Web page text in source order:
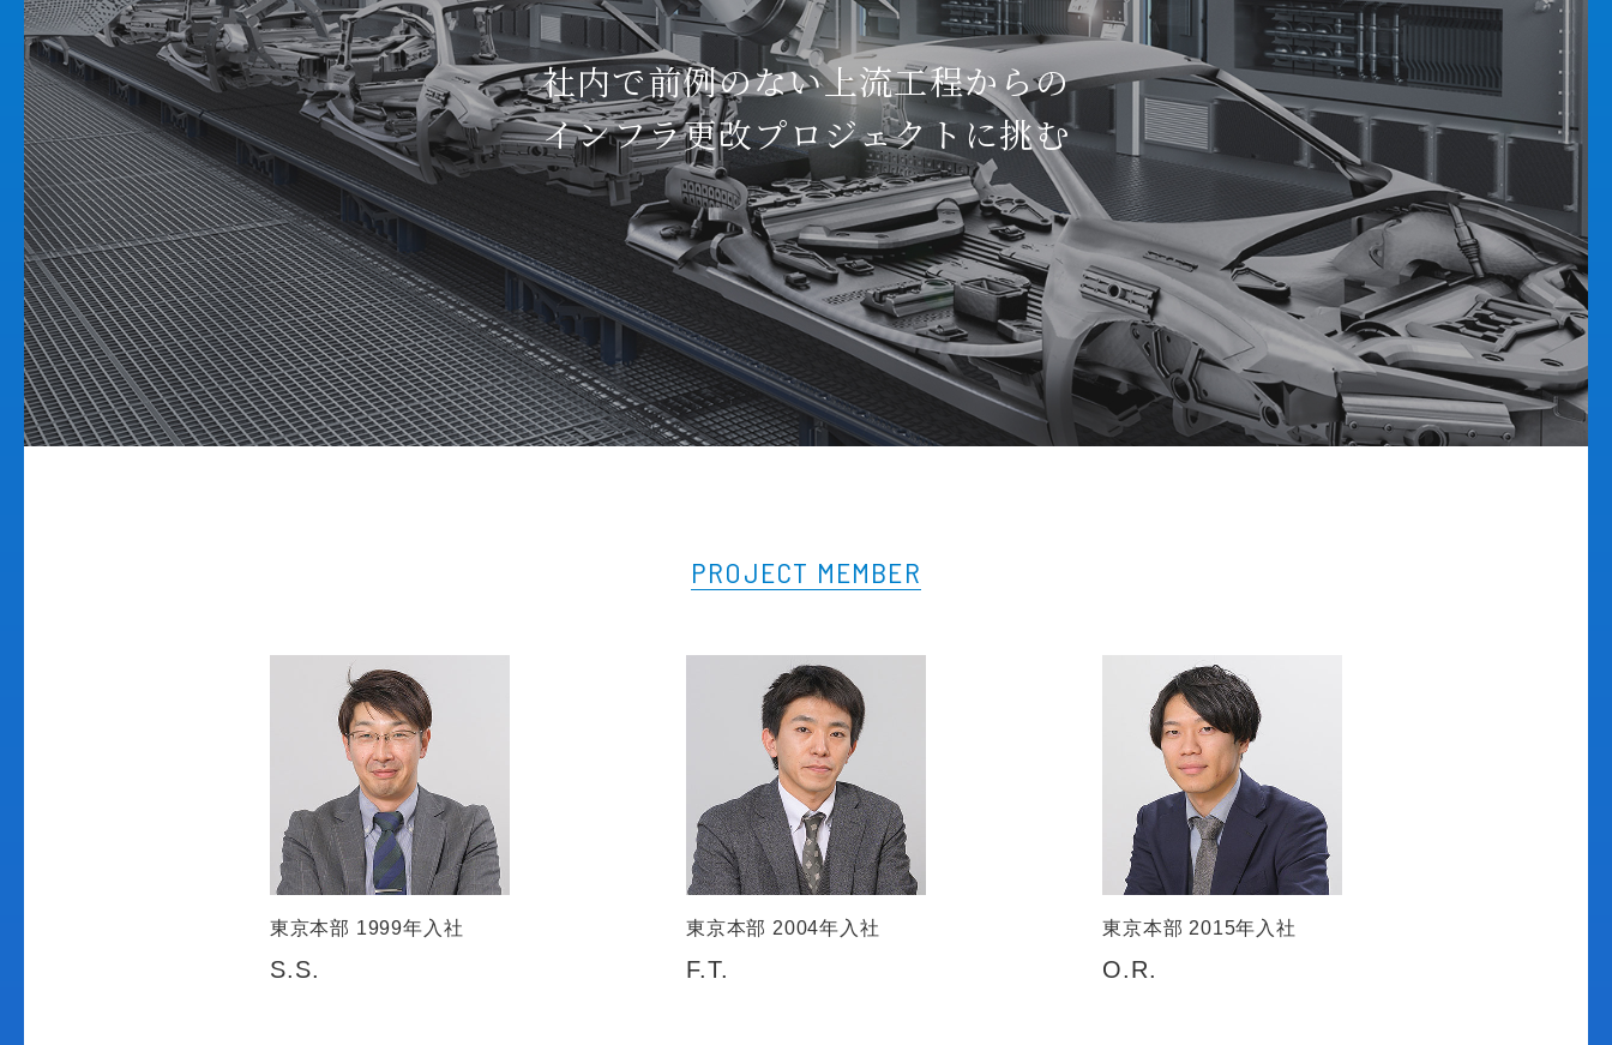
社内で前例のない上流工程からの
インフラ更改プロジェクトに挑む
PROJECT MEMBER
東京本部 1999年入社
S.S.
東京本部 2004年入社
F.T.
東京本部 2015年入社
O.R.